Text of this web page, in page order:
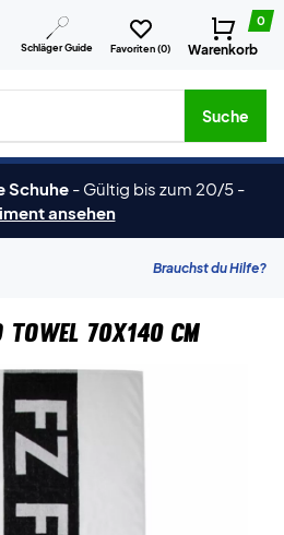
Schläger Guide Favoriten (0)
0
Warenkorb
Marken usw.
Suche
Schuhe - Gültig bis zum 20/5 -
ansehen
Brauchst du Hilfe?
Towel 70x140 cm